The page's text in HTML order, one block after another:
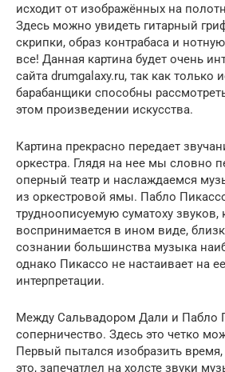
исходит от изображённых на
Здесь можно увидеть гитарный
скрипки, образ контрабаса и
все! Данная картина будет очень
сайта drumgalaxy.ru, так как только
барабанщики способны
этом произведении искусства.
Картина прекрасно передает
оркестра. Глядя на нее мы словно
оперный театр и наслаждаемся
из оркестровой ямы. Пабло
трудноописуемую суматоху звуков,
воспринимается в ином виде,
сознании большинства музыка
однако Пикассо не настаивает на
интерпретации.
Между Сальвадором Дали и Пабло
соперничество. Здесь это четко
Первый пытался изобразить время,
это, запечатлел на холсте звуки